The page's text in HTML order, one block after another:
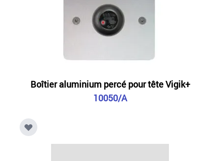
Boîtier aluminium percé pour tête Vigik+
10050/A